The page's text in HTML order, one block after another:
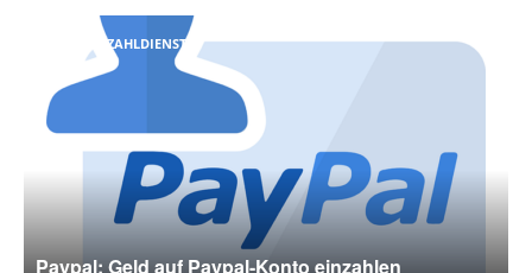
ONLINE-BEZAHLDIENSTE
Paypal: Geld auf Paypal-Konto einzahlen